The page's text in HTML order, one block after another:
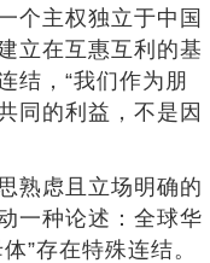
个主权独立于中国
立在互惠互利的基
结，“我们作为朋
同的利益，不是因
熟虑且立场明确的
一种论述：全球华
”存在特殊连结。